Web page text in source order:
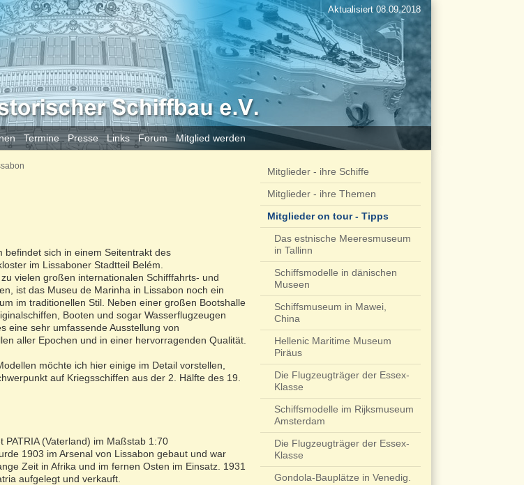
Termine Presse Links Forum Mitglied werden
Aktualisiert 08.09.2018
befindet sich in einem Seitentrakt des
im Lissaboner Stadtteil Belém.
vielen großen internationalen Schifffahrts- und
ist das Museu de Marinha in Lissabon noch ein
im traditionellen Stil. Neben einer großen Bootshalle
Booten und sogar Wasserflugzeugen
eine sehr umfassende Ausstellung von
aller Epochen und in einer hervorragenden Qualität.
möchte ich hier einige im Detail vorstellen,
auf Kriegsschiffen aus der 2. Hälfte des 19.
PATRIA (Vaterland) im Maßstab 1:70
1903 im Arsenal von Lissabon gebaut und war
Zeit in Afrika und im fernen Osten im Einsatz. 1931
aufgelegt und verkauft.
Mitglieder - ihre Schiffe
Mitglieder - ihre Themen
Mitglieder on tour - Tipps
Das estnische Meeresmuseum
in Tallinn
Schiffsmodelle in dänischen
Museen
Schiffsmuseum in Mawei,
China
Hellenic Maritime Museum
Piräus
Die Flugzeugträger der Essex-
Klasse
Schiffsmodelle im Rijksmuseum
Amsterdam
Die Flugzeugträger der Essex-
Klasse
Gondola-Bauplätze in Venedig.